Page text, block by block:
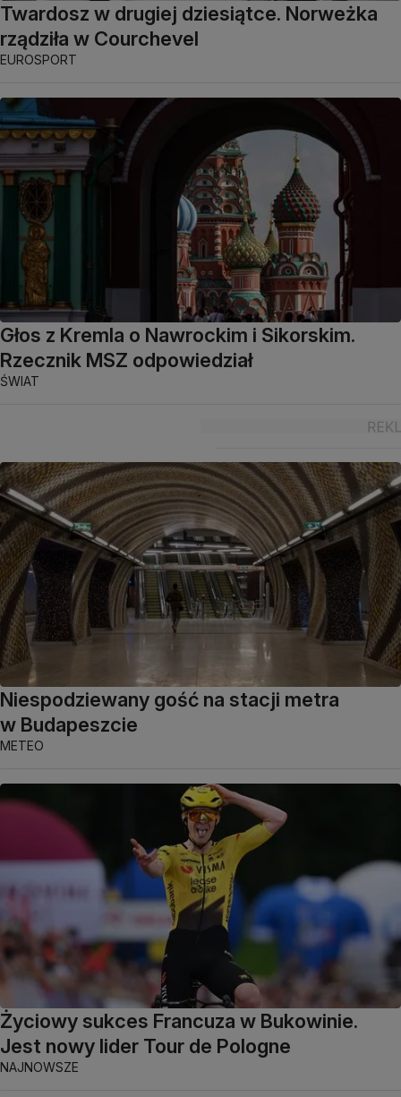
Twardosz w drugiej dziesiątce. Norweżka
rządziła w Courchevel
EUROSPORT
Głos z Kremla o Nawrockim i Sikorskim.
Rzecznik MSZ odpowiedział
ŚWIAT
Niespodziewany gość na stacji metra
w Budapeszcie
METEO
Życiowy sukces Francuza w Bukowinie.
Jest nowy lider Tour de Pologne
NAJNOWSZE